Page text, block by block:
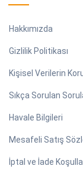
Hakkımızda
Gizlilik Politikası
Kişisel Verilerin
Sıkça Sorulan
Havale Bilgileri
Mesafeli Satış
İptal ve İade